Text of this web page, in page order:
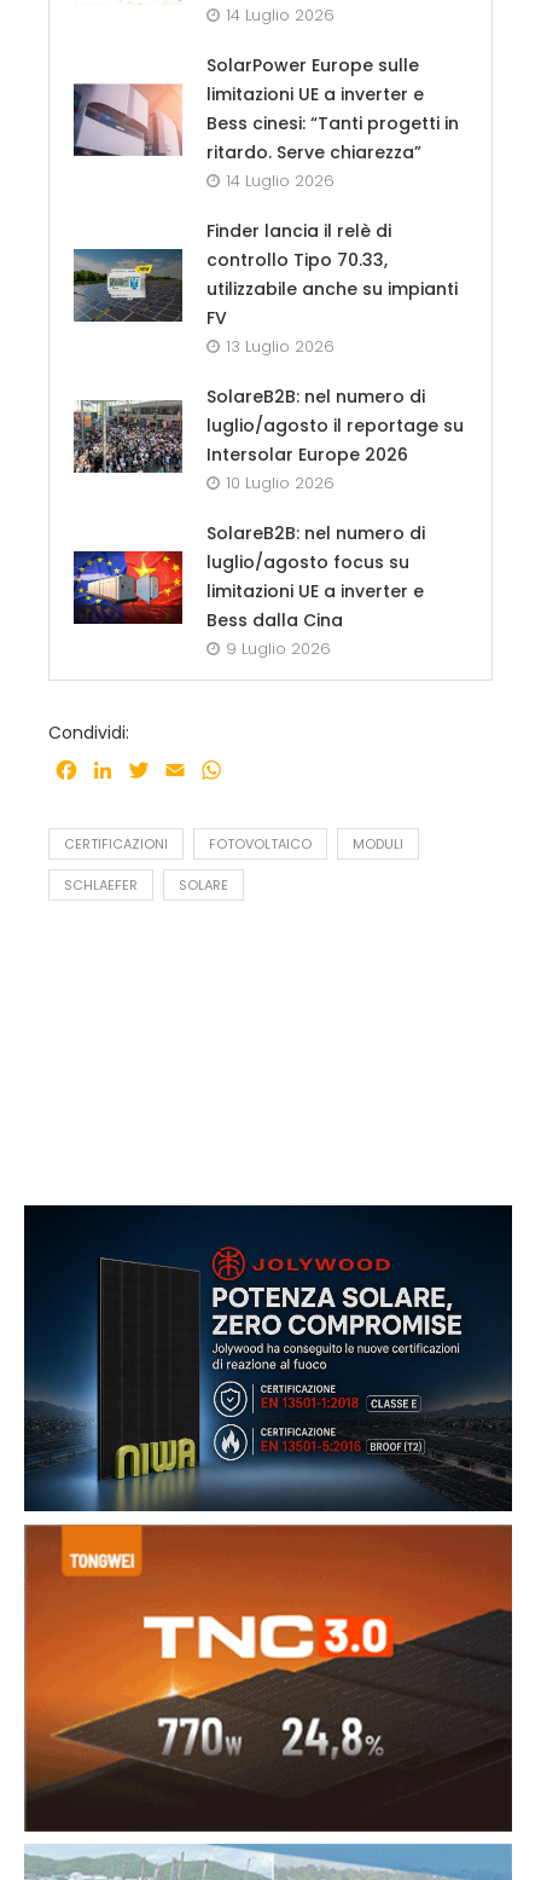
14 Luglio 2026
SolarPower Europe sulle
limitazioni UE a inverter e
Bess cinesi: “Tanti progetti in
ritardo. Serve chiarezza”
14 Luglio 2026
Finder lancia il relè di
controllo Tipo 70.33,
utilizzabile anche su impianti
FV
13 Luglio 2026
SolareB2B: nel numero di
luglio/agosto il reportage su
Intersolar Europe 2026
10 Luglio 2026
SolareB2B: nel numero di
luglio/agosto focus su
limitazioni UE a inverter e
Bess dalla Cina
9 Luglio 2026
Condividi:
Facebook
LinkedInTwitter
Email
CERTIFICAZIONI FOTOVOLTAICO MODULI
SCHLAEFER SOLARE